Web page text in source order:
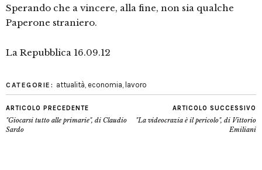
Sperando che a vincere, alla fine, non sia qualche
Paperone straniero.
La Repubblica 16.09.12
CATEGORIE: attualità, economia, lavoro
ARTICOLO PRECEDENTE
"Giocarsi tutto alle primarie", di Claudio
Sardo
ARTICOLO SUCCESSIVO
"La videocrazia è il pericolo", di Vittorio
Emiliani